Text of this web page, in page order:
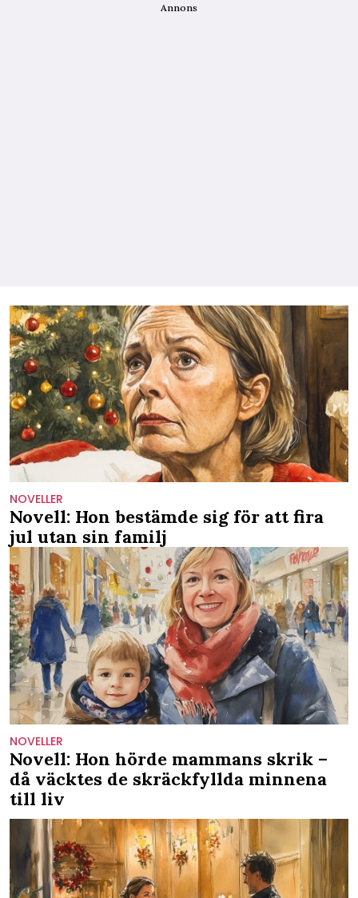
Annons
NOVELLER
Novell: Hon bestämde sig för att fira
jul utan sin familj
NOVELLER
Novell: Hon hörde mammans skrik –
då väcktes de skräckfyllda minnena
till liv